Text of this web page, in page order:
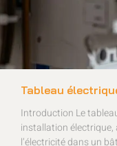
Tableau
Introduction Le
installation
l’électricité dans un